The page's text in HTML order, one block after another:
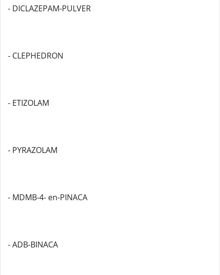
- DICLAZEPAM-PULVER
- CLEPHEDRON
- ETIZOLAM
- PYRAZOLAM
- MDMB-4- en-PINACA
- ADB-BINACA